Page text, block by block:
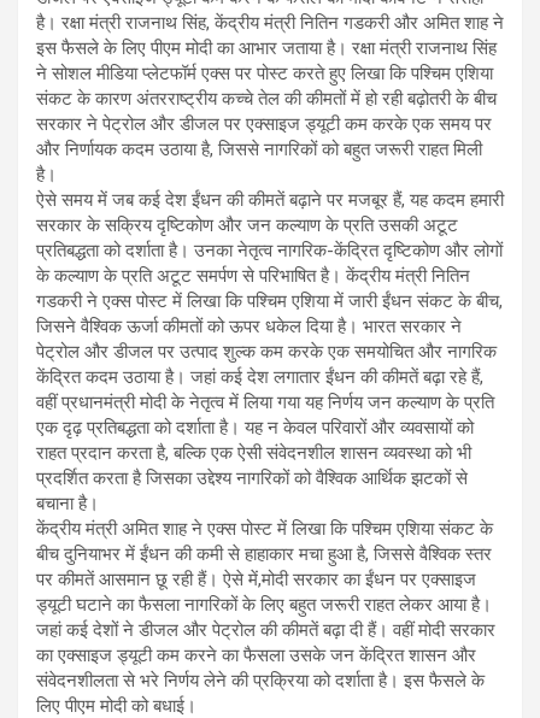
है। रक्षा मंत्री राजनाथ सिंह, केंद्रीय मंत्री नितिन गडकरी और अमित शाह ने
इस फैसले के लिए पीएम मोदी का आभार जताया है। रक्षा मंत्री राजनाथ सिंह
ने सोशल मीडिया प्लेटफॉर्म एक्स पर पोस्ट करते हुए लिखा कि पश्चिम एशिया
संकट के कारण अंतरराष्ट्रीय कच्चे तेल की कीमतों में हो रही बढ़ोतरी के बीच
सरकार ने पेट्रोल और डीजल पर एक्साइज ड्यूटी कम करके एक समय पर
और निर्णायक कदम उठाया है, जिससे नागरिकों को बहुत जरूरी राहत मिली
है।
ऐसे समय में जब कई देश ईंधन की कीमतें बढ़ाने पर मजबूर हैं, यह कदम हमारी
सरकार के सक्रिय दृष्टिकोण और जन कल्याण के प्रति उसकी अटूट
प्रतिबद्धता को दर्शाता है। उनका नेतृत्व नागरिक-केंद्रित दृष्टिकोण और लोगों
के कल्याण के प्रति अटूट समर्पण से परिभाषित है। केंद्रीय मंत्री नितिन
गडकरी ने एक्स पोस्ट में लिखा कि पश्चिम एशिया में जारी ईंधन संकट के बीच,
जिसने वैश्विक ऊर्जा कीमतों को ऊपर धकेल दिया है। भारत सरकार ने
पेट्रोल और डीजल पर उत्पाद शुल्क कम करके एक समयोचित और नागरिक
केंद्रित कदम उठाया है। जहां कई देश लगातार ईंधन की कीमतें बढ़ा रहे हैं,
वहीं प्रधानमंत्री मोदी के नेतृत्व में लिया गया यह निर्णय जन कल्याण के प्रति
एक दृढ़ प्रतिबद्धता को दर्शाता है। यह न केवल परिवारों और व्यवसायों को
राहत प्रदान करता है, बल्कि एक ऐसी संवेदनशील शासन व्यवस्था को भी
प्रदर्शित करता है जिसका उद्देश्य नागरिकों को वैश्विक आर्थिक झटकों से
बचाना है।
केंद्रीय मंत्री अमित शाह ने एक्स पोस्ट में लिखा कि पश्चिम एशिया संकट के
बीच दुनियाभर में ईंधन की कमी से हाहाकार मचा हुआ है, जिससे वैश्विक स्तर
पर कीमतें आसमान छू रही हैं। ऐसे में,मोदी सरकार का ईंधन पर एक्साइज
ड्यूटी घटाने का फैसला नागरिकों के लिए बहुत जरूरी राहत लेकर आया है।
जहां कई देशों ने डीजल और पेट्रोल की कीमतें बढ़ा दी हैं। वहीं मोदी सरकार
का एक्साइज ड्यूटी कम करने का फैसला उसके जन केंद्रित शासन और
संवेदनशीलता से भरे निर्णय लेने की प्रक्रिया को दर्शाता है। इस फैसले के
लिए पीएम मोदी को बधाई।